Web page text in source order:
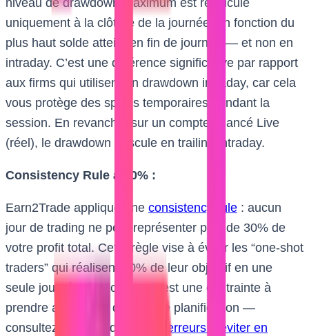
niveau de drawdown maximum est recalculé
uniquement à la clôture de la journée, en fonction du
plus haut solde atteint en fin de journée — et non en
intraday. C’est une différence significative par rapport
aux firms qui utilisent un drawdown intraday, car cela
vous protège des spikes temporaires pendant la
session. En revanche, sur un compte financé Live
(réel), le drawdown bascule en trailing intraday.
Consistency Rule à 30% :
Earn2Trade applique une consistency rule : aucun
jour de trading ne peut représenter plus de 30% de
votre profit total. Cette règle vise à éviter les “one-shot
traders” qui réalisent 80% de leur objectif en une
seule journée chanceuse. C’est une contrainte à
prendre au sérieux dans votre planification —
consultez notre guide sur les
erreurs à éviter en